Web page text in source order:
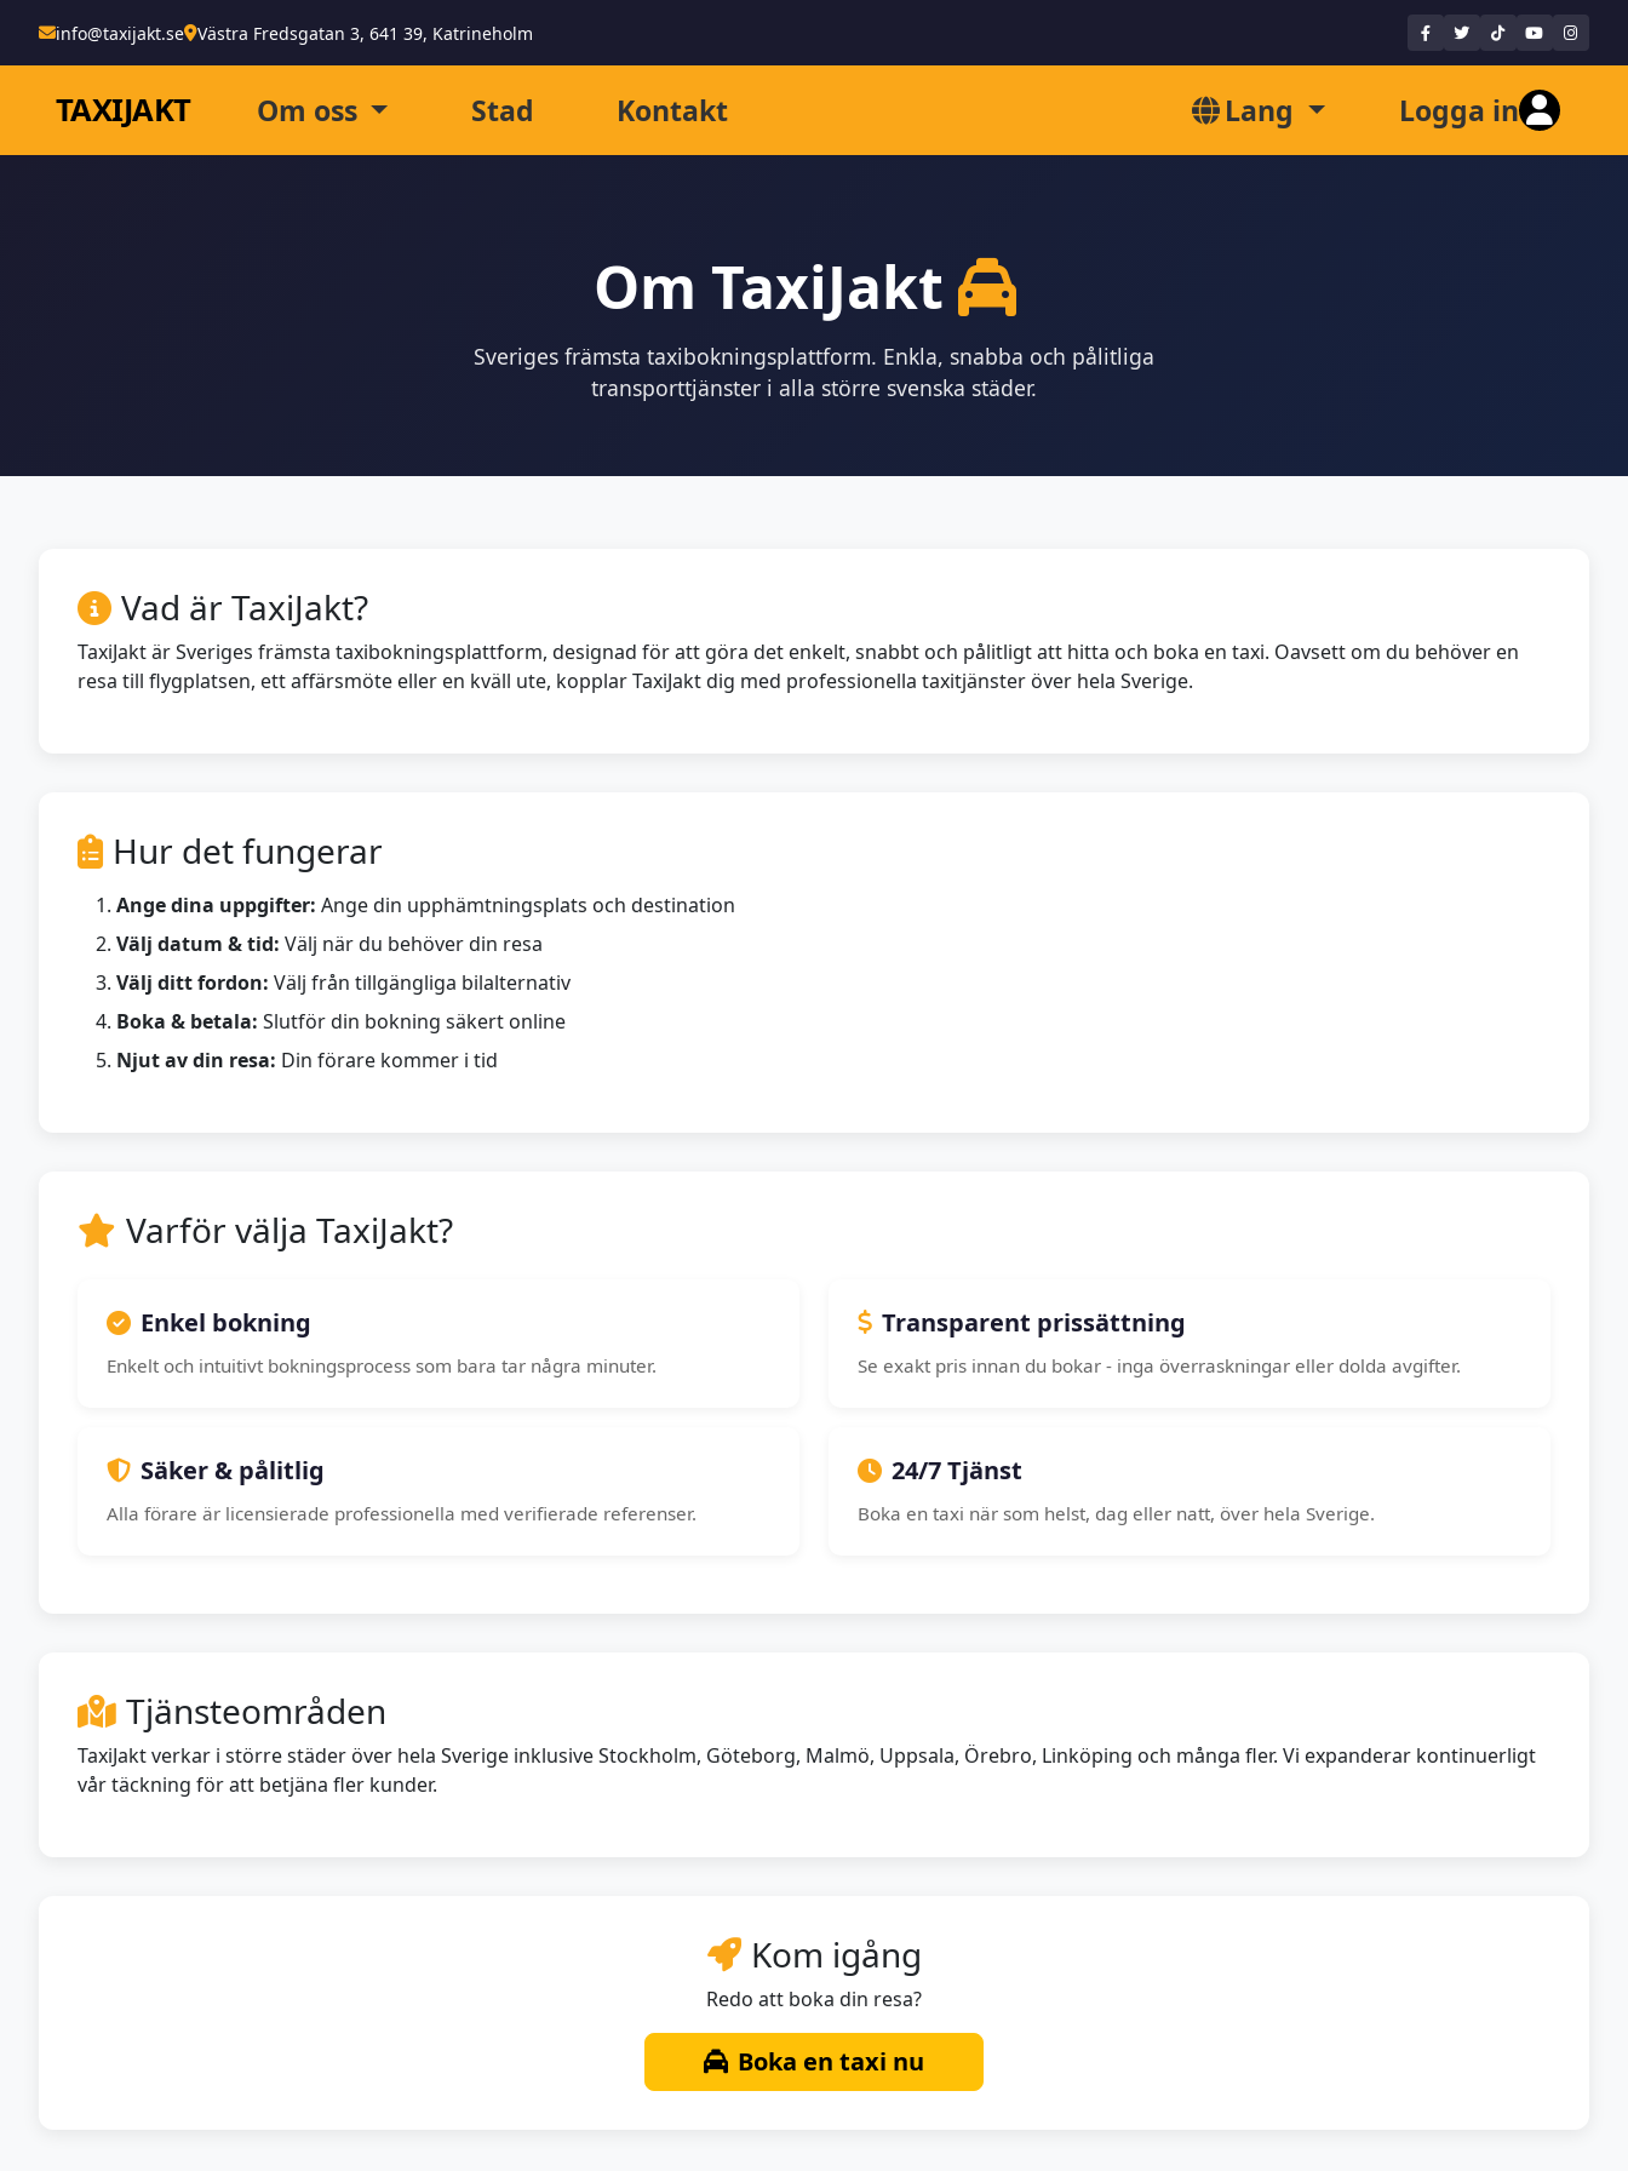
info@taxijakt.se Västra Fredsgatan 3, 641 39, Katrineholm
TAXIJAKT Om oss Stad Kontakt Lang Logga in
Om TaxiJakt
Sveriges främsta taxibokningsplattform. Enkla, snabba och pålitliga
transporttjänster i alla större svenska städer.
Vad är TaxiJakt?
TaxiJakt är Sveriges främsta taxibokningsplattform, designad för att göra det enkelt, snabbt och pålitligt att hitta och boka en taxi. Oavsett om du behöver en
resa till flygplatsen, ett affärsmöte eller en kväll ute, kopplar TaxiJakt dig med professionella taxitjänster över hela Sverige.
Hur det fungerar
Ange dina uppgifter: Ange din upphämtningsplats och destination
Välj datum & tid: Välj när du behöver din resa
Välj ditt fordon: Välj från tillgängliga bilalternativ
Boka & betala: Slutför din bokning säkert online
Njut av din resa: Din förare kommer i tid
Varför välja TaxiJakt?
Enkel bokning
Enkelt och intuitivt bokningsprocess som bara tar några minuter.
Transparent prissättning
Se exakt pris innan du bokar - inga överraskningar eller dolda avgifter.
Säker & pålitlig
Alla förare är licensierade professionella med verifierade referenser.
24/7 Tjänst
Boka en taxi när som helst, dag eller natt, över hela Sverige.
Tjänsteområden
TaxiJakt verkar i större städer över hela Sverige inklusive Stockholm, Göteborg, Malmö, Uppsala, Örebro, Linköping och många fler. Vi expanderar kontinuerligt
vår täckning för att betjäna fler kunder.
Kom igång
Redo att boka din resa?
Boka en taxi nu